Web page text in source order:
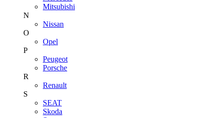
Mitsubishi
N
Nissan
O
Opel
P
Peugeot
Porsche
R
Renault
S
SEAT
Skoda